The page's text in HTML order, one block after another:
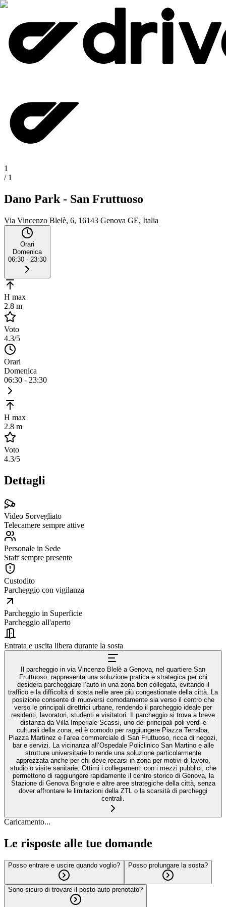
1
/ 1
Dano Park - San Fruttuoso
Via Vincenzo Blelè, 6, 16143 Genova GE, Italia
Orari
Domenica
06:30 - 23:30
H max
2.8 m
Voto
4.3/5
Orari
Domenica
06:30 - 23:30
H max
2.8 m
Voto
4.3/5
Dettagli
Video Sorvegliato
Telecamere sempre attive
Personale in Sede
Staff sempre presente
Custodito
Parcheggio con vigilanza
Parcheggio in Superficie
Parcheggio all'aperto
Entrata e uscita libera durante la sosta
Il parcheggio in via Vincenzo Blelè a Genova, nel quartiere San
Fruttuoso, rappresenta una soluzione pratica e strategica per chi
desidera parcheggiare l’auto in una zona ben collegata, evitando il
traffico e la difficoltà di sosta nelle aree più congestionate della città. La
posizione consente di muoversi comodamente sia verso il centro che
verso le principali direttrici urbane, rendendo il parcheggio ideale per
residenti, lavoratori, studenti e visitatori. Il parcheggio si trova a breve
distanza da Villa Imperiale Scassi, uno dei principali poli verdi e
culturali della zona, ed è comodo per raggiungere Piazza Terralba,
Piazza Martinez e l’area commerciale di San Fruttuoso, ricca di negozi,
bar e servizi. La vicinanza all’Ospedale Policlinico San Martino e alle
strutture universitarie lo rende una soluzione particolarmente
apprezzata anche per chi deve recarsi in zona per motivi di lavoro,
studio o visite sanitarie. Ottimi i collegamenti con i mezzi pubblici, che
permettono di raggiungere rapidamente il centro storico di Genova, la
Stazione di Genova Brignole e altre aree strategiche della città, senza
dover affrontare le limitazioni della ZTL o la scarsità di parcheggi
centrali.
Caricamento...
Le risposte alle tue domande
Posso entrare e uscire quando voglio? Posso prolungare la sosta?
Sono sicuro di trovare il posto auto prenotato?